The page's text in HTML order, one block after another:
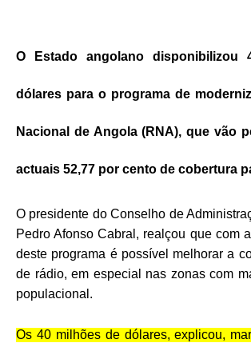
O Estado angolano disponibilizou
dólares para o programa de
Nacional de Angola (RNA), que vão
actuais 52,77 por cento de cobertura
O presidente do Conselho de
Pedro Afonso Cabral, realçou que com
deste programa é possível melhorar a
de rádio, em especial nas zonas com
populacional.
Os 40 milhões de dólares, explicou,